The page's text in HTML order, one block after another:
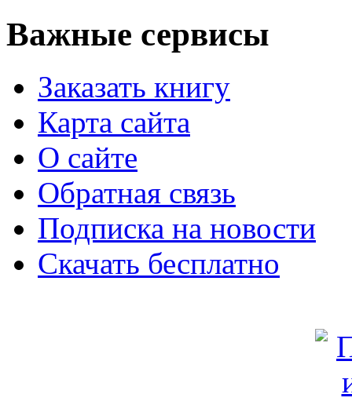
Важные сервисы
Заказать книгу
Карта сайта
О сайте
Обратная связь
Подписка на новости
Скачать бесплатно